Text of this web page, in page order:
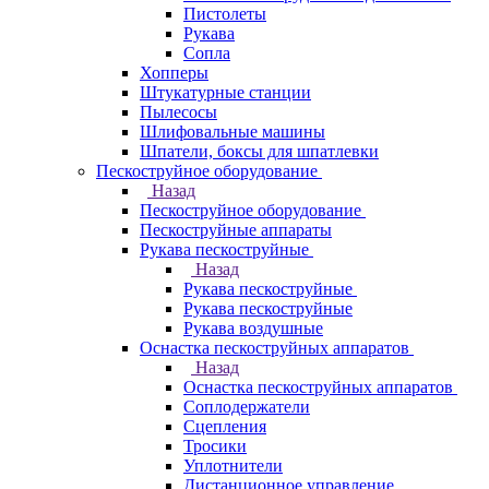
Пистолеты
Рукава
Сопла
Хопперы
Штукатурные станции
Пылесосы
Шлифовальные машины
Шпатели, боксы для шпатлевки
Пескоструйное оборудование
Назад
Пескоструйное оборудование
Пескоструйные аппараты
Рукава пескоструйные
Назад
Рукава пескоструйные
Рукава пескоструйные
Рукава воздушные
Оснастка пескоструйных аппаратов
Назад
Оснастка пескоструйных аппаратов
Соплодержатели
Сцепления
Тросики
Уплотнители
Дистанционное управление